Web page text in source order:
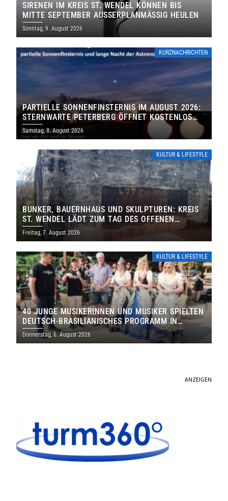
SIRENEN IM KREIS ST. WENDEL KÖNNEN BIS
MITTE SEPTEMBER AUSSERPLANMÄSSIG HEULEN
Sonntag, 9. August 2026
KURZNACHRICHTEN
PARTIELLE SONNENFINSTERNIS IM AUGUST 2026:
STERNWARTE PETERBERG ÖFFNET KOSTENLOS
IHRE TORE
Samstag, 8. August 2026
KULTUR & LIFESTYLE
BUNKER, BAUERNHAUS UND SKULPTUREN: KREIS
ST. WENDEL LÄDT ZUM TAG DES OFFENEN
DENKMALS EIN
Freitag, 7. August 2026
KULTUR & LIFESTYLE
40 JUNGE MUSIKERINNEN UND MUSIKER SPIELTEN
DEUTSCH-BRASILIANISCHES PROGRAMM IN
THOLEY
Donnerstag, 6. August 2026
ANZEIGEN